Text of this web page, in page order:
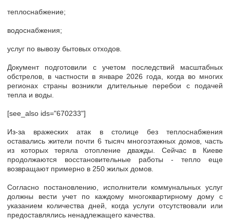
теплоснабжение;
водоснабжения;
услуг по вывозу бытовых отходов.
Документ подготовили с учетом последствий масштабных
обстрелов, в частности в январе 2026 года, когда во многих
регионах страны возникли длительные перебои с подачей
тепла и воды.
[see_also ids="670233"]
Из-за вражеских атак в столице без теплоснабжения
оставались жители почти 6 тысяч многоэтажных домов, часть
из которых теряла отопление дважды. Сейчас в Киеве
продолжаются восстановительные работы - тепло еще
возвращают примерно в 250 жилых домов.
Согласно постановлению, исполнители коммунальных услуг
должны вести учет по каждому многоквартирному дому с
указанием количества дней, когда услуги отсутствовали или
предоставлялись ненадлежащего качества.